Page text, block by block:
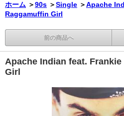
ホーム ＞90s ＞Single ＞Apache
Raggamuffin Girl
前の商品へ
Apache Indian feat.
Girl